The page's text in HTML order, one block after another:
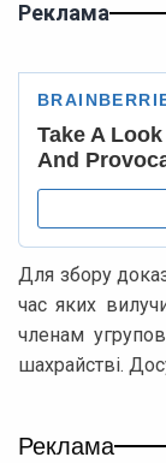
Реклама
Для збору
час яких
членам
шахрайстві.
Реклама